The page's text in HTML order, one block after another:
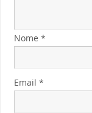
Nome *
Email *